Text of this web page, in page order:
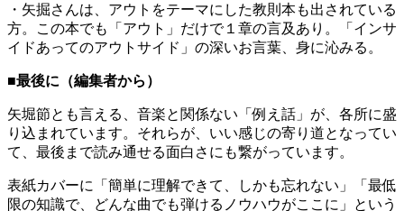
・矢掘さんは、アウトをテーマにした教則本も出されている
方。この本でも「アウト」だけで１章の言及あり。「インサ
イドあってのアウトサイド」の深いお言葉、身に沁みる。
■最後に（編集者から）
矢堀節とも言える、音楽と関係ない「例え話」が、各所に盛
り込まれています。それらが、いい感じの寄り道となってい
て、最後まで読み通せる面白さにも繋がっています。
表紙カバーに「簡単に理解できて、しかも忘れない」「最低
限の知識で、どんな曲でも弾けるノウハウがここに」という